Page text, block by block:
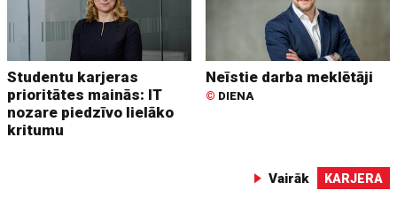
Studentu karjeras
prioritātes mainās: IT
nozare piedzīvo lielāko
kritumu
Neīstie darba meklētāji
© DIENA
Vairāk KARJERA